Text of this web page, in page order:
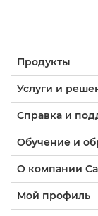
Продукты
Услуги и
Справка и
Обучение и
О компании
Мой профиль